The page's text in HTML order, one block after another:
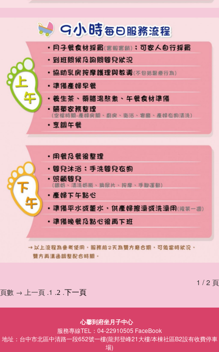
1 / 2 頁
頁數 → 上一頁 .1 .2 .下一頁
心馨到府坐月子中心
服務專線TEL：04-22910505 FaceBook
地址：台中市北區中清路一段652號一樓(龍邦登峰21大樓/本棟社區B2設有收費停車
場)